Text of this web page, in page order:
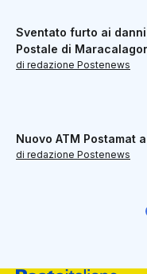
Sventato furto ai danni
Postale di
di redazione Postenews
Nuovo ATM Postamat
di redazione Postenews